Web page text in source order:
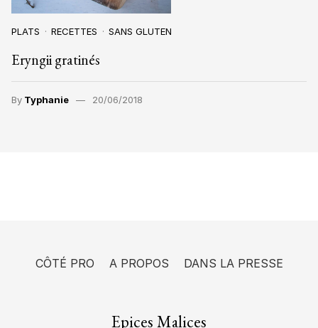
PLATS RECETTES SANS GLUTEN
Eryngii gratinés
By Typhanie 20/06/2018
CÔTÉ PRO A PROPOS DANS LA PRESSE
Epices Malices